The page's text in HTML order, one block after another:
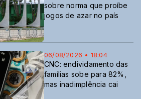
sobre norma que proíbe
jogos de azar no país
06/08/2026 • 18:04
CNC: endividamento das
famílias sobe para 82%,
mas inadimplência cai